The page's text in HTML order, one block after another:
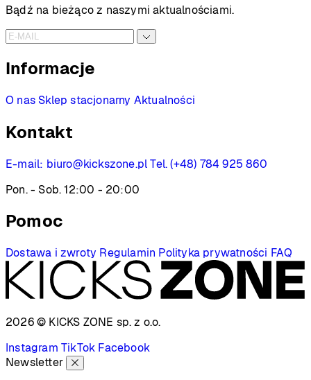
Bądź na bieżąco z naszymi aktualnościami.
Informacje
O nas Sklep stacjonarny Aktualności
Kontakt
E-mail: biuro@kickszone.pl Tel. (+48) 784 925 860
Pon. - Sob. 12:00 - 20:00
Pomoc
Dostawa i zwroty Regulamin Polityka prywatności FAQ
2026 © KICKS ZONE sp. z o.o.
Instagram TikTok Facebook
Newsletter